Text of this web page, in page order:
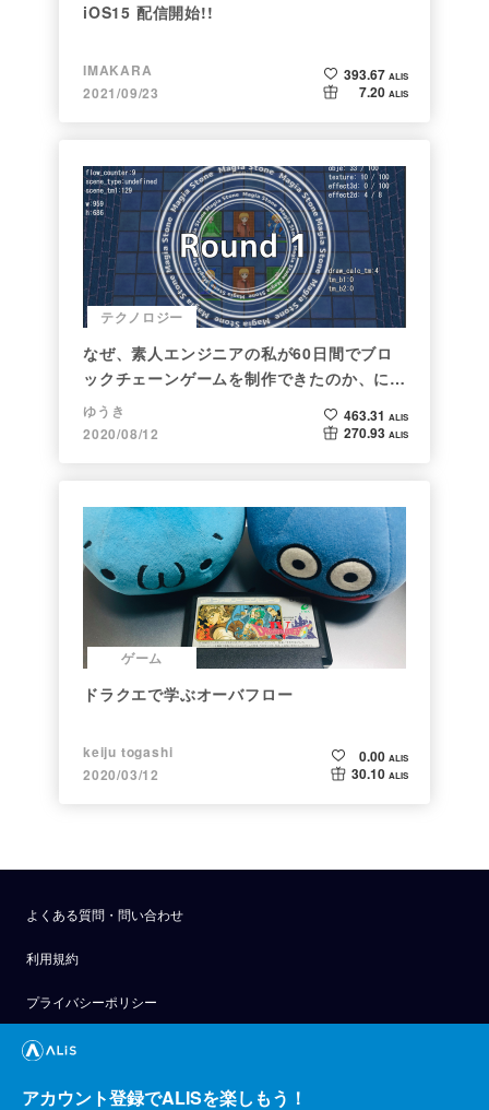
iOS15 配信開始!!
IMAKARA
2021/09/23
393.67 ALIS
7.20 ALIS
テクノロジー
なぜ、素人エンジニアの私が60日間でブロ
ックチェーンゲームを制作できたのか、につ
いて語ってみた
ゆうき
2020/08/12
463.31 ALIS
270.93 ALIS
ゲーム
ドラクエで学ぶオーバフロー
keiju togashi
2020/03/12
0.00 ALIS
30.10 ALIS
よくある質問・問い合わせ
利用規約
プライバシーポリシー
公式アナウンス
技術ブログ
アカウント登録でALISを楽しもう！